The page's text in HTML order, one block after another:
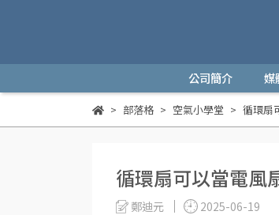
公司簡介 媒
部落格 空氣小學堂 循環扇
循環扇可以當電風
鄭迪元 2025-06-19